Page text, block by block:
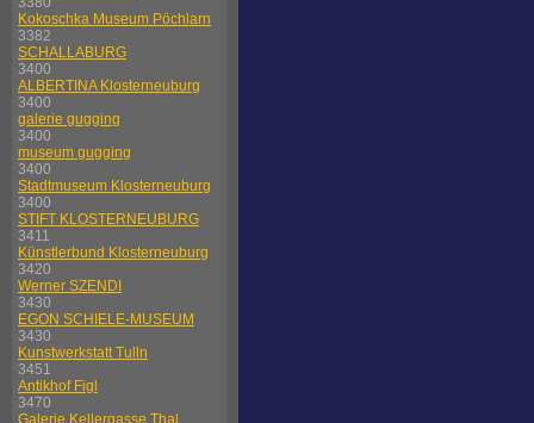
Kokoschka Museum Pöchlarn
3382
SCHALLABURG
3400
ALBERTINA Klosterneuburg
3400
galerie gugging
3400
museum gugging
3400
Stadtmuseum Klosterneuburg
3400
STIFT KLOSTERNEUBURG
3411
Künstlerbund Klosterneuburg
3420
Werner SZENDI
3430
EGON SCHIELE-MUSEUM
3430
Kunstwerkstatt Tulln
3451
Antikhof Figl
3470
Galerie Kellergasse Thal